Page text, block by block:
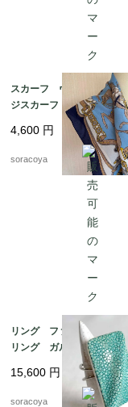
スカーフ ヴィンテー
ジスカーフ ネイビー
フレーム 馬 騎兵隊
12acet15
4,600 円
soracoya
リング ファッション
リング ガルーシャ
スティングレイ エイ
革 スクウェアモチー
フ 9-10号フリーサイ
15,600 円
soracoya